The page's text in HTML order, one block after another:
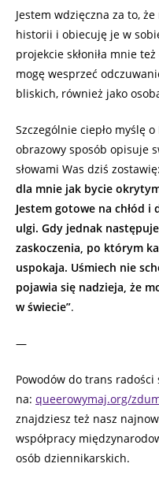
Jestem wdzięczna za to,
historii i obiecuję je w
projekcie skłoniła mnie
mogę wesprzeć
bliskich, również jako
Szczególnie ciepło myślę
obrazowy sposób opisuje
słowami Was dziś zostawię:
dla mnie jak bycie
Jestem gotowe na chłód
ulgi. Gdy jednak
zaskoczenia, po którym
uspokaja. Uśmiech nie
pojawia się nadzieja, że
w świecie”.
—
Powodów do trans
na: queerowymaj.org/
znajdziesz też nasz
współpracy
osób dziennikarskich.